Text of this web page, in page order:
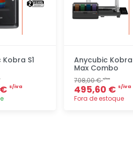
S1
s/iva
Anycubic
Max Combo
708,00 €s/iva
495,60 € s/iva
Fora de estoque